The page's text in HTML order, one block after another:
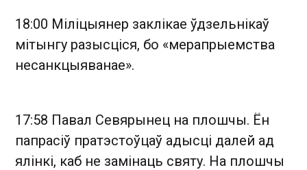
18:00 Міліцыянер заклікае ўдзельнікаў
мітынгу разысціся, бо «мерапрыемства
несанкцыяванае».
17:58 Павал Севярынец на плошчы. Ён
папрасіў пратэстоўцаў адысці далей ад
ялінкі, каб не замінаць святу. На плошчы